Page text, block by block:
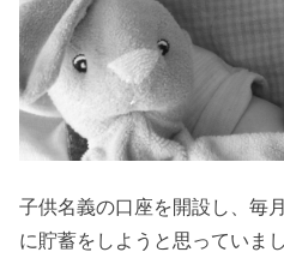
子供名義の口座を開設し、毎
に貯蓄をしようと思っていまし